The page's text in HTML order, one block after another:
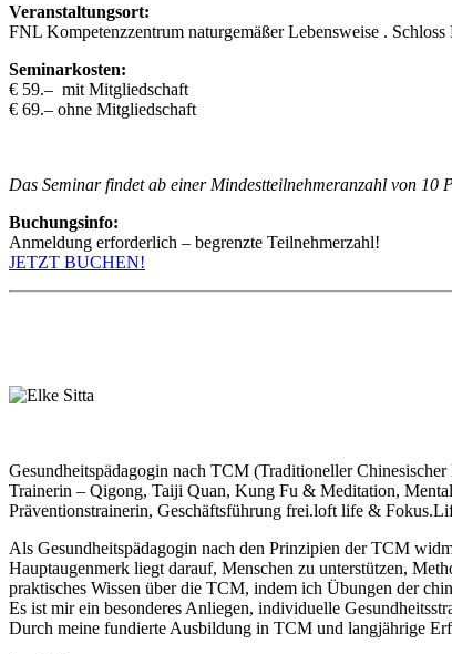
Veranstaltungsort:
FNL Kompetenzzentrum naturgemäßer Lebensweise . Schloss
Seminarkosten:
€ 59.– mit Mitgliedschaft
€ 69.– ohne Mitgliedschaft
Das Seminar findet ab einer Mindestteilnehmeranzahl von 10
Buchungsinfo:
Anmeldung erforderlich – begrenzte Teilnehmerzahl!
JETZT BUCHEN!
Gesundheitspädagogin nach TCM (Traditioneller
Trainerin – Qigong, Taiji Quan, Kung Fu & Meditation,
Präventionstrainerin, Geschäftsführung frei.loft life &
Als Gesundheitspädagogin nach den Prinzipien der TCM
Hauptaugenmerk liegt darauf, Menschen zu unterstützen,
praktisches Wissen über die TCM, indem ich Übungen der
Es ist mir ein besonderes Anliegen, individuelle
Durch meine fundierte Ausbildung in TCM und langjährige